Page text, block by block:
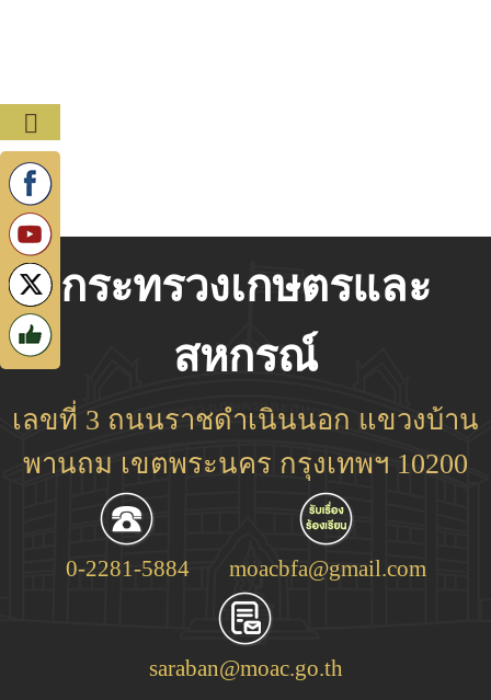
กระทรวงเกษตรและ
สหกรณ์
เลขที่ 3 ถนนราชดำเนินนอก แขวงบ้าน
พานถม เขตพระนคร กรุงเทพฯ 10200
0-2281-5884 moacbfa@gmail.com
saraban@moac.go.th